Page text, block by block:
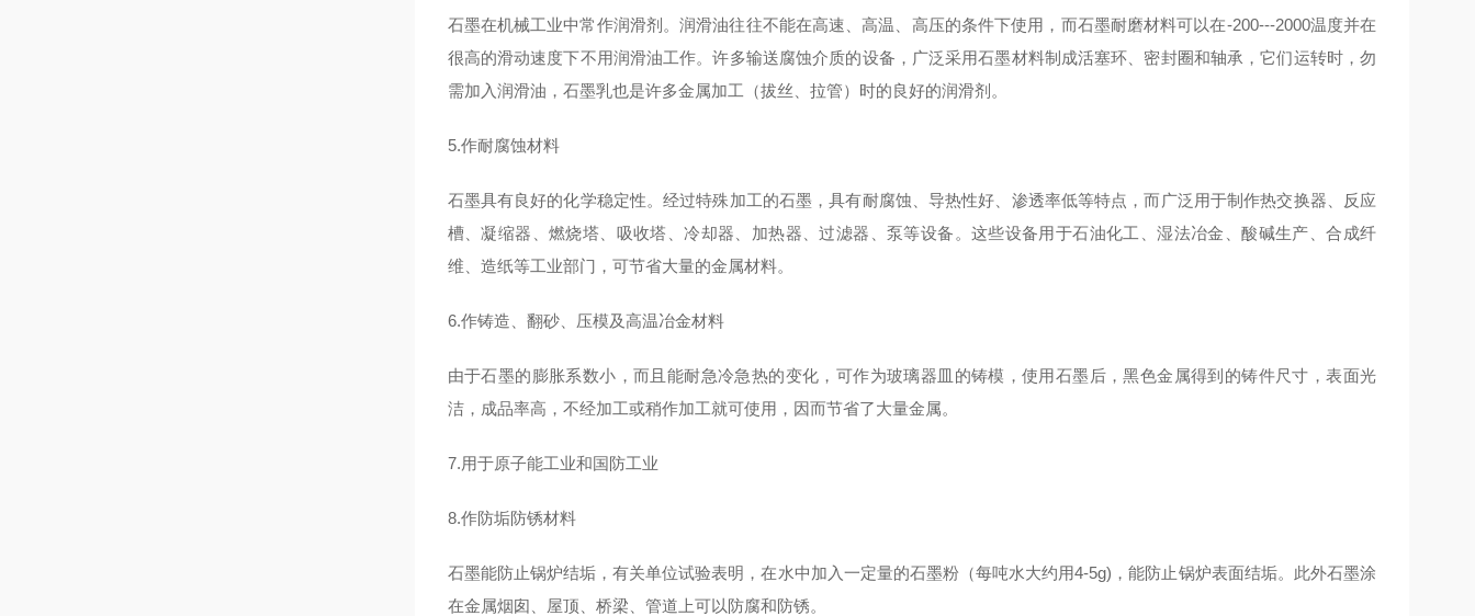
石墨在机械工业中常作润滑剂。润滑油往往不能在高速、高温、高压的条件下使用，而石墨耐磨材料可以在-200---2000温度并在
很高的滑动速度下不用润滑油工作。许多输送腐蚀介质的设备，广泛采用石墨材料制成活塞环、密封圈和轴承，它们运转时，勿
需加入润滑油，石墨乳也是许多金属加工（拔丝、拉管）时的良好的润滑剂。
5.作耐腐蚀材料
石墨具有良好的化学稳定性。经过特殊加工的石墨，具有耐腐蚀、导热性好、渗透率低等特点，而广泛用于制作热交换器、反应
槽、凝缩器、燃烧塔、吸收塔、冷却器、加热器、过滤器、泵等设备。这些设备用于石油化工、湿法冶金、酸碱生产、合成纤
维、造纸等工业部门，可节省大量的金属材料。
6.作铸造、翻砂、压模及高温冶金材料
由于石墨的膨胀系数小，而且能耐急冷急热的变化，可作为玻璃器皿的铸模，使用石墨后，黑色金属得到的铸件尺寸，表面光
洁，成品率高，不经加工或稍作加工就可使用，因而节省了大量金属。
7.用于原子能工业和国防工业
8.作防垢防锈材料
石墨能防止锅炉结垢，有关单位试验表明，在水中加入一定量的石墨粉（每吨水大约用4-5g)，能防止锅炉表面结垢。此外石墨涂
在金属烟囱、屋顶、桥梁、管道上可以防腐和防锈。